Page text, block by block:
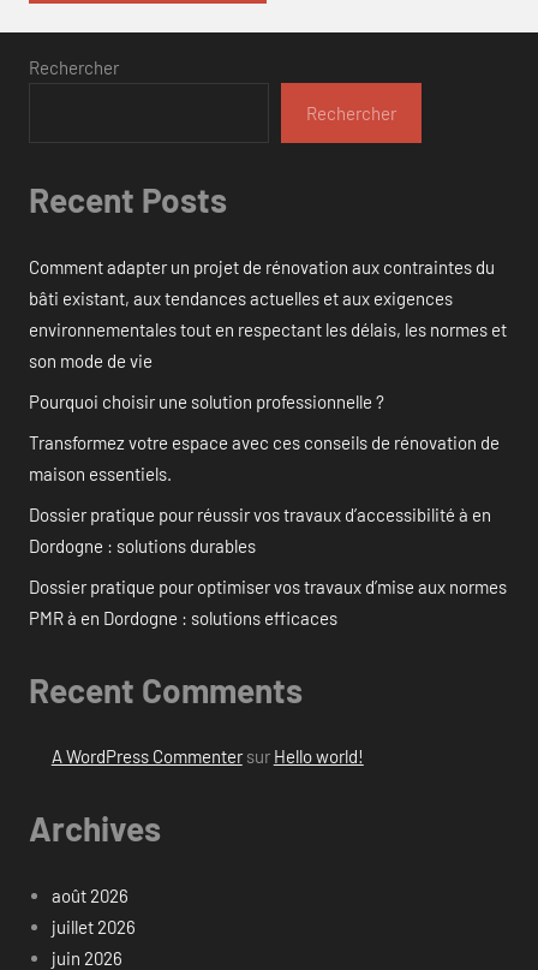
Rechercher
Rechercher
Recent Posts
Comment adapter un projet de rénovation aux contraintes du
bâti existant, aux tendances actuelles et aux exigences
environnementales tout en respectant les délais, les normes et
son mode de vie
Pourquoi choisir une solution professionnelle ?
Transformez votre espace avec ces conseils de rénovation de
maison essentiels.
Dossier pratique pour réussir vos travaux d’accessibilité à en
Dordogne : solutions durables
Dossier pratique pour optimiser vos travaux d’mise aux normes
PMR à en Dordogne : solutions efficaces
Recent Comments
A WordPress Commentersur Hello world!
Archives
août 2026
juillet 2026
juin 2026